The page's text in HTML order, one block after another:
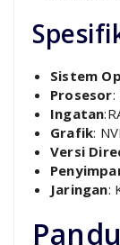
Sistem
Prosesor:
Ingatan
Grafik:
Versi
Jaringan: